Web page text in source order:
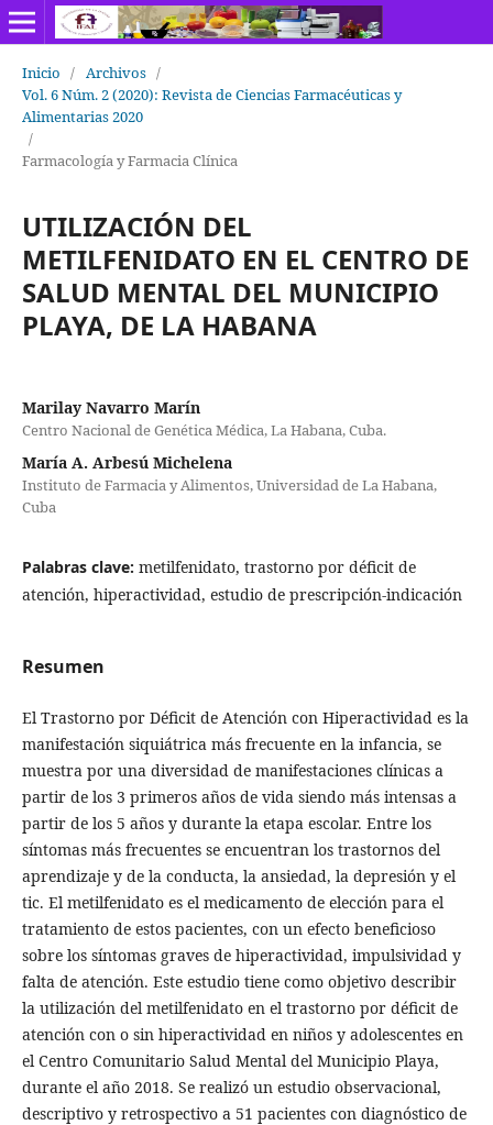
Inicio / Archivos /
Vol. 6 Núm. 2 (2020): Revista de Ciencias Farmacéuticas y
Alimentarias 2020
/
Farmacología y Farmacia Clínica
UTILIZACIÓN DEL
METILFENIDATO EN EL CENTRO DE
SALUD MENTAL DEL MUNICIPIO
PLAYA, DE LA HABANA
Marilay Navarro Marín
Centro Nacional de Genética Médica, La Habana, Cuba.
María A. Arbesú Michelena
Instituto de Farmacia y Alimentos, Universidad de La Habana,
Cuba
Palabras clave: metilfenidato, trastorno por déficit de
atención, hiperactividad, estudio de prescripción-indicación
Resumen
El Trastorno por Déficit de Atención con Hiperactividad es la
manifestación siquiátrica más frecuente en la infancia, se
muestra por una diversidad de manifestaciones clínicas a
partir de los 3 primeros años de vida siendo más intensas a
partir de los 5 años y durante la etapa escolar. Entre los
síntomas más frecuentes se encuentran los trastornos del
aprendizaje y de la conducta, la ansiedad, la depresión y el
tic. El metilfenidato es el medicamento de elección para el
tratamiento de estos pacientes, con un efecto beneficioso
sobre los síntomas graves de hiperactividad, impulsividad y
falta de atención. Este estudio tiene como objetivo describir
la utilización del metilfenidato en el trastorno por déficit de
atención con o sin hiperactividad en niños y adolescentes en
el Centro Comunitario Salud Mental del Municipio Playa,
durante el año 2018. Se realizó un estudio observacional,
descriptivo y retrospectivo a 51 pacientes con diagnóstico de